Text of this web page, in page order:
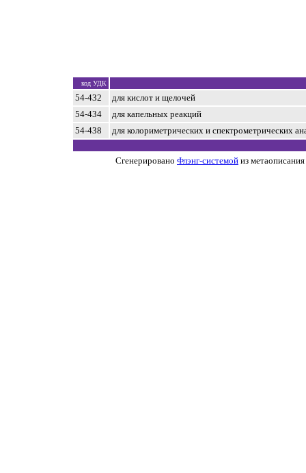
код УДК
54-432
для кислот и щелочей
54-434
для капельных реакций
54-438
для колориметрических и спектрометрических
Сгенерировано Флэнг-системой из